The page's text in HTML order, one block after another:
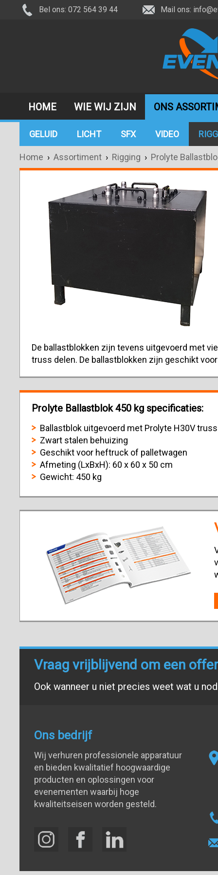
Bel ons: 072 564 39 44 Mail ons:
HOME WIE WIJ ZIJN ONS
GELUID LICHT SFX VIDEO
Home › Assortiment › Rigging › Prolyte
De ballastblokken zijn tevens uitgevoerd met
truss delen. De ballastblokken zijn geschikt
Prolyte Ballastblok 450 kg specificaties:
Ballastblok uitgevoerd met Prolyte H30V
Zwart stalen behuizing
Geschikt voor heftruck of palletwagen
Afmeting (LxBxH): 60 x 60 x 50 cm
Gewicht: 450 kg
Vraag vrijblijvend om een
Ook wanneer u niet precies weet wat u
Ons bedrijf
Wij verhuren professionele apparatuur
en bieden kwalitatief hoogwaardige
producten en oplossingen voor
evenementen waarbij hoge
kwaliteitseisen worden gesteld.